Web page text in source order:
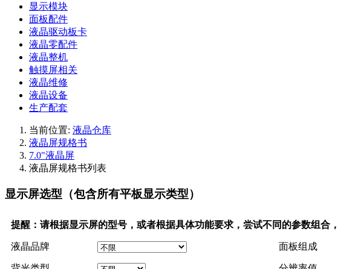
显示模块
面板配件
液晶驱动板卡
液晶零配件
液晶整机
触摸屏相关
液晶维修
液晶设备
生产配套
当前位置: 液晶仓库
液晶屏规格书
7.0"液晶屏
液晶屏规格书列表
显示屏选型（包含所有平板显示类型）
提醒：请根据显示屏的型号，或者根据具体功能要求，尝试不同的参数组合
液晶品牌 面板组成